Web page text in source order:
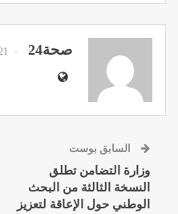
صحة24 1721
السابق بوست
وزارة التضامن تطلق
النسخة الثالثة من البحث
الوطني حول الإعاقة لتعزيز